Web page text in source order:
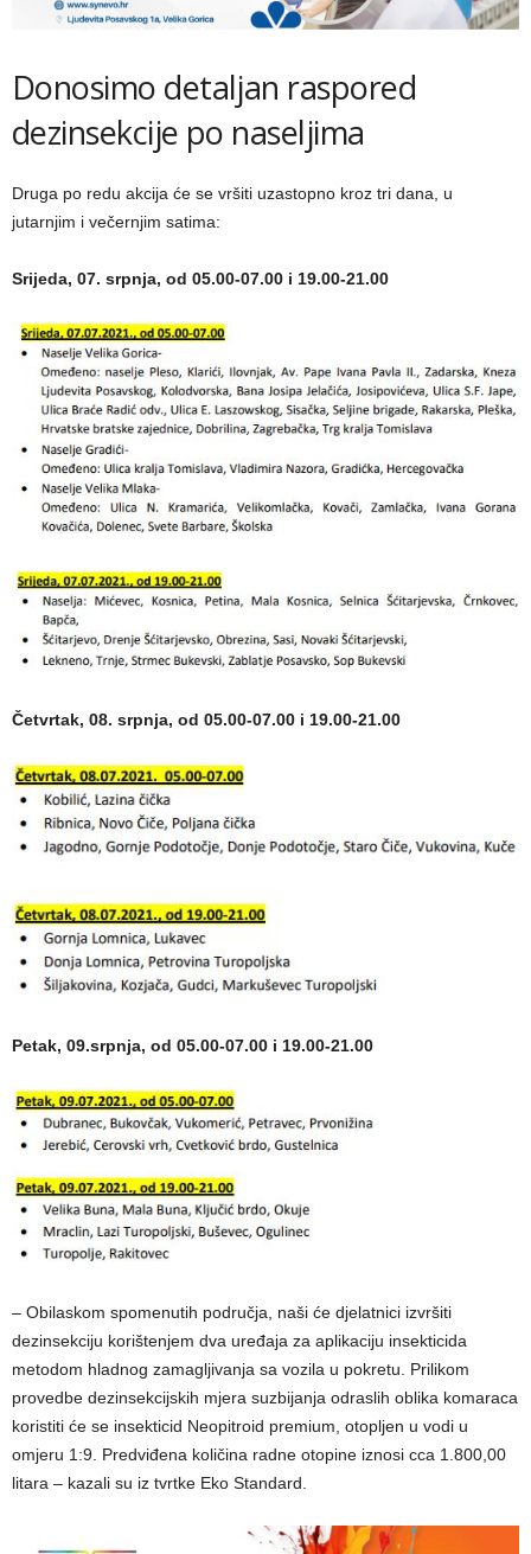
Donosimo detaljan raspored
dezinsekcije po naseljima
Druga po redu akcija će se vršiti uzastopno kroz tri dana, u
jutarnjim i večernjim satima:
Srijeda, 07. srpnja, od 05.00-07.00 i 19.00-21.00
Četvrtak, 08. srpnja, od 05.00-07.00 i 19.00-21.00
Petak, 09.srpnja, od 05.00-07.00 i 19.00-21.00
– Obilaskom spomenutih područja, naši će djelatnici izvršiti
dezinsekciju korištenjem dva uređaja za aplikaciju insekticida
metodom hladnog zamagljivanja sa vozila u pokretu. Prilikom
provedbe dezinsekcijskih mjera suzbijanja odraslih oblika komaraca
koristiti će se insekticid Neopitroid premium, otopljen u vodi u
omjeru 1:9. Predviđena količina radne otopine iznosi cca 1.800,00
litara – kazali su iz tvrtke Eko Standard.